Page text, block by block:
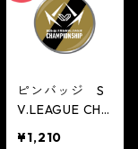
ピンバッジ S
V.LEAGUE CHA
¥1,210